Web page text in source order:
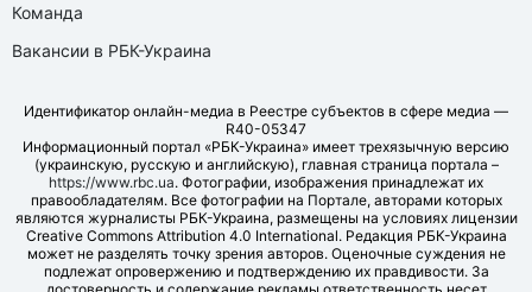
Команда
Вакансии в РБК-Украина
Идентификатор онлайн-медиа в Реестре субъектов в сфере медиа —
R40-05347
Информационный портал «РБК-Украина» имеет трехязычную версию
(украинскую, русскую и английскую), главная страница портала –
https://www.rbc.ua. Фотографии, изображения принадлежат их
правообладателям. Все фотографии на Портале, авторами которых
являются журналисты РБК-Украина, размещены на условиях лицензии
Creative Commons Attribution 4.0 International. Редакция РБК-Украина
может не разделять точку зрения авторов. Оценочные суждения не
подлежат опровержению и подтверждению их правдивости. За